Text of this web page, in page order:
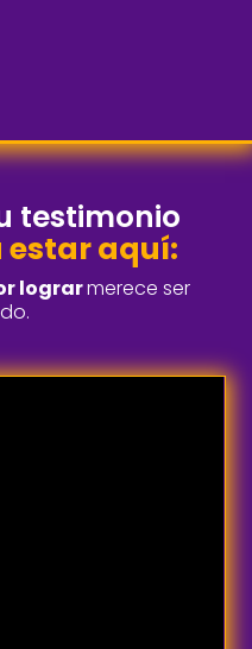
testimonio
aquí:
lograrmerece ser